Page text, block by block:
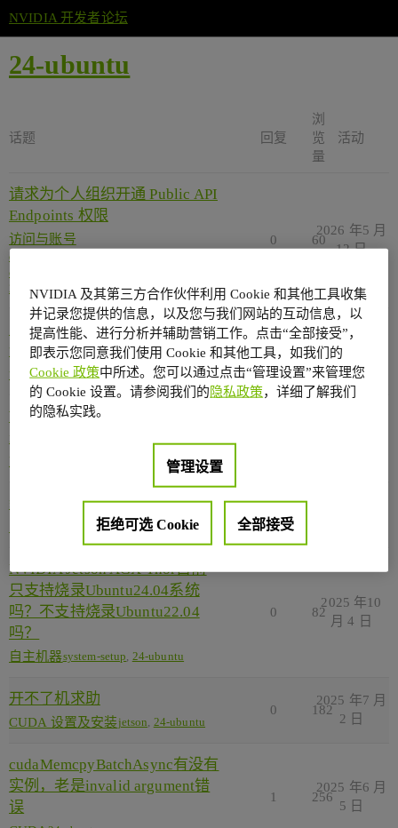
NVIDIA 开发者论坛
24-ubuntu
话题 回复
浏
览
量
活动
请求为个人组织开通 Public API
Endpoints 权限
访问与账号
cuda
camera
24-ubuntu
0 60
2026 年5 月
12 日
【求助】+86手机号验证超限，
请求手动验证
访问与账号24-ubuntu
0 81
2026 年3 月
24 日
What is this issue, and how can
it be resolved?
加速计算
新人报道，我是来学习的
24-ubuntu
0
NVIDIA Jetson AGX Thor目前
只支持烧录Ubuntu24.04系统
吗？不支持烧录Ubuntu22.04
吗？
自主机器system-setup, 24-ubuntu
0 82
2025 年10
月 4 日
开不了机求助
CUDA 设置及安装jetson, 24-ubuntu
0 182
2025 年7 月
2 日
cudaMemcpyBatchAsync有没有
实例，老是invalid argument错
误
1 256
2025 年6 月
5 日
NVIDIA 及其第三方合作伙伴利用 Cookie 和其他工具收集
并记录您提供的信息，以及您与我们网站的互动信息，以
提高性能、进行分析并辅助营销工作。点击“全部接受”，
即表示您同意我们使用 Cookie 和其他工具，如我们的
Cookie 政策中所述。您可以通过点击“管理设置”来管理您
的 Cookie 设置。请参阅我们的隐私政策，详细了解我们
的隐私实践。
管理设置
拒绝可选 Cookie 全部接受